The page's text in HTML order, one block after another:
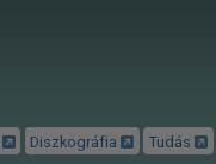
Diszkográfia Tudás